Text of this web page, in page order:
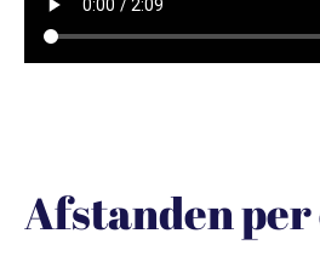
Afstanden